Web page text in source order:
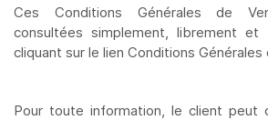
Ces Conditions Générales de
consultées simplement, librement
cliquant sur le lien Conditions Générales
Pour toute information, le client peut